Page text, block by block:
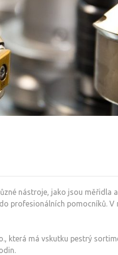
nástroje, jako jsou měřidla
profesionálních pomocníků.
která má vskutku pestrý